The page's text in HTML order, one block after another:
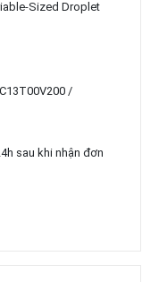
Sized Droplet
/
sau khi nhận đơn